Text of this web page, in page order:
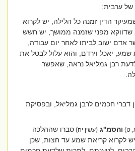
ערבית:
הדין זמנה כל הלילה, יש לקרוא
מפני שזמנה ממושך, יש חשש
ישוב לביתו לאחר יום עבודה,
יאכל וירדם, והוא עלול לבטל את
רבן גמליאל נראה, שאפשר
חכמים לרבן גמליאל, ובפסיקת
והסמ''ג (עשין יח)סברו שההלכה
לקרוא קריאת שמע עד חצות, שכן